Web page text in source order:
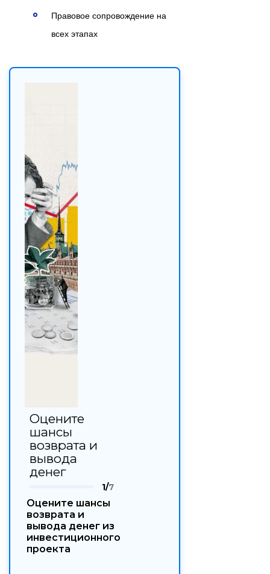
Правовое сопровождение на
всех этапах
Оцените
шансы
возврата и
вывода
денег
1/7
Оцените шансы
возврата и
вывода денег из
инвестиционного
проекта